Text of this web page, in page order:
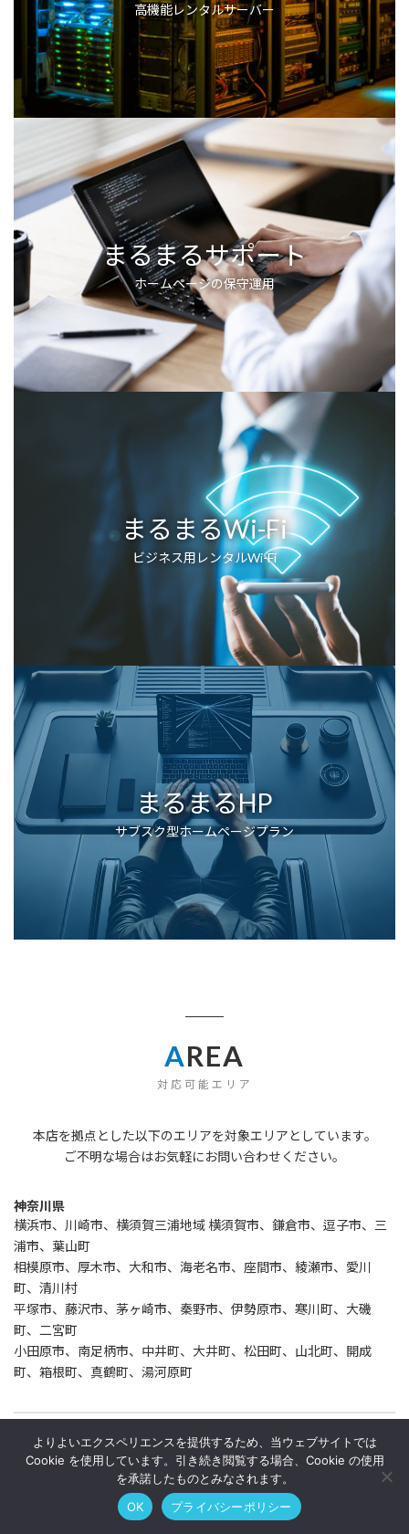
高機能レンタルサーバー
まるまるサポート
ホームページの保守運用
まるまるWi-Fi
ビジネス用レンタルWi-Fi
まるまるHP
サブスク型ホームページプラン
AREA
対応可能エリア
本店を拠点とした以下のエリアを対象エリアとしています。
ご不明な場合はお気軽にお問い合わせください。
神奈川県
横浜市、川崎市、横須賀三浦地域 横須賀市、鎌倉市、逗子市、三
浦市、葉山町
相模原市、厚木市、大和市、海老名市、座間市、綾瀬市、愛川
町、清川村
平塚市、藤沢市、茅ヶ崎市、秦野市、伊勢原市、寒川町、大磯
町、二宮町
小田原市、南足柄市、中井町、大井町、松田町、山北町、開成
町、箱根町、真鶴町、湯河原町
東京23区、八王子市、立川市
静岡市葵区、静岡市駿河区、静岡市清水区、浜松市中央区、浜松
よりよいエクスペリエンスを提供するため、当ウェブサイトでは
Cookie を使用しています。引き続き閲覧する場合、Cookie の使用
を承諾したものとみなされます。
OK
プライバシーポリシー